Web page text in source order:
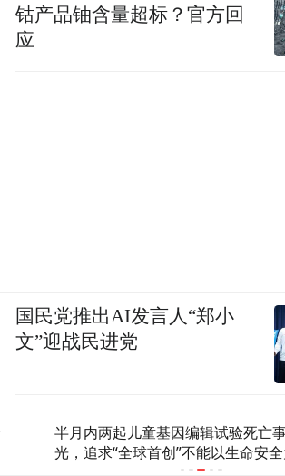
半月内两起儿童基因编辑试验死亡事件曝
光，追求“全球首创”不能以生命安全为代
钴产品铀含量超标？官方回
应
国民党推出AI发言人“郑小
文”迎战民进党